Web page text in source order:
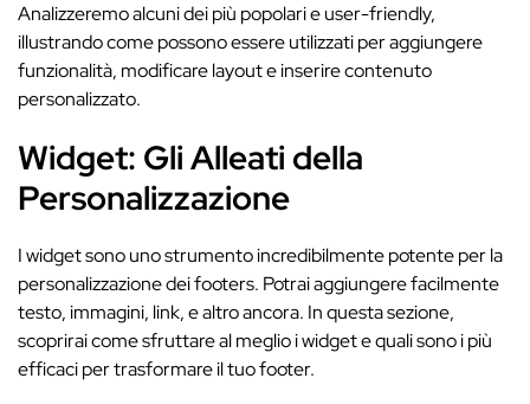
Analizzeremo alcuni dei più popolari e user-friendly,
illustrando come possono essere utilizzati per aggiungere
funzionalità, modificare layout e inserire contenuto
personalizzato.
Widget: Gli Alleati della
Personalizzazione
I widget sono uno strumento incredibilmente potente per la
personalizzazione dei footers. Potrai aggiungere facilmente
testo, immagini, link, e altro ancora. In questa sezione,
scoprirai come sfruttare al meglio i widget e quali sono i più
efficaci per trasformare il tuo footer.